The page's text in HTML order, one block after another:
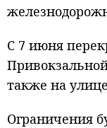
С 7 июня
также на
Ограничения